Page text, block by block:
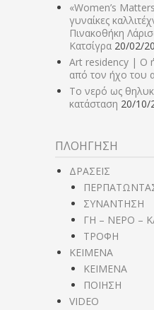
«Women’s
γυναίκες
Πινακοθήκη
Κατσίγρα 20/02/
Art residency | Ο
από τον ήχο του
Το νερό ως
κατάσταση 20/10/
ΠΛΟΗΓΗΣΗ
ΔΡΑΣΕΙΣ
ΣΥΝΑΝΤΗΣΗ
ΓΗ – ΝΕΡΟ –
ΤΡΟΦΗ
ΚΕΙΜΕΝΑ
ΚΕΙΜΕΝΑ
ΠΟΙΗΣΗ
VIDEO